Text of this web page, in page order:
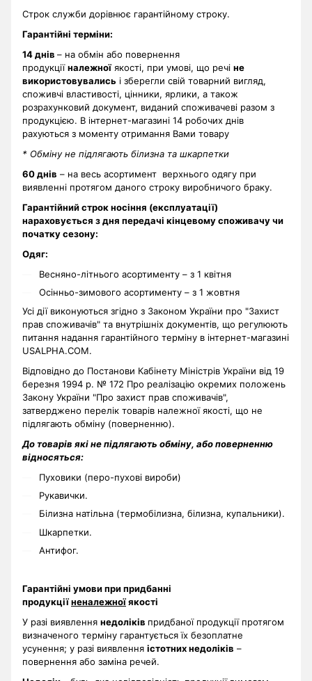
Строк служби дорівнює гарантійному строку.
Гарантійні терміни:
14 днів – на обмін або повернення
продукціїналежної якості, при умові, що речі не
використовувались і зберегли свій товарний вигляд,
споживчі властивості, цінники, ярлики, а також
розрахунковий документ, виданий споживачеві разом з
продукцією. В інтернет-магазині 14 робочих днів
рахуються з моменту отримання Вами товару
* Обміну не підлягають білизна та шкарпетки
60 днів – на весь асортимент верхнього одягу при
виявленні протягом даного строку виробничого браку.
Гарантійний строк носіння (експлуатації)
нараховується з дня передачі кінцевому споживачу чи
початку сезону:
Одяг:
Весняно-літнього асортименту – з 1 квітня
Осінньо-зимового асортименту – з 1 жовтня
Усі дії виконуються згідно з Законом України про "Захист
прав споживачів" та внутрішніх документів, що регулюють
питання надання гарантійного терміну в інтернет-магазині
USALPHA.COM.
Відповідно до Постанови Кабінету Міністрів України від 19
березня 1994 р. № 172 Про реалізацію окремих положень
Закону України "Про захист прав споживачів",
затверджено перелік товарів належної якості, що не
підлягають обміну (поверненню).
До товарів які не підлягають обміну, або поверненню
відносяться:
Пуховики (перо-пухові вироби)
Рукавички.
Білизна натільна (термобілизна, білизна, купальники).
Шкарпетки.
Антифог.
Гарантійні умови при придбанні
продукціїненалежноїякості
У разі виявлення недоліків придбаної продукції протягом
визначеного терміну гарантується їх безоплатне
усунення; у разі виявлення істотних недоліків –
повернення або заміна речей.